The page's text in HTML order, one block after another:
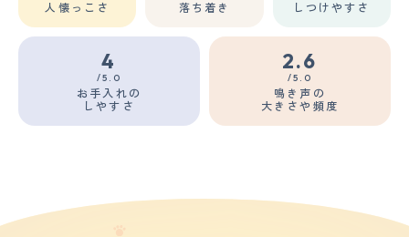
人懐っこさ 落ち着き しつけやすさ
4
/5.0
お手入れの
しやすさ
2.6
/5.0
鳴き声の
大きさや頻度